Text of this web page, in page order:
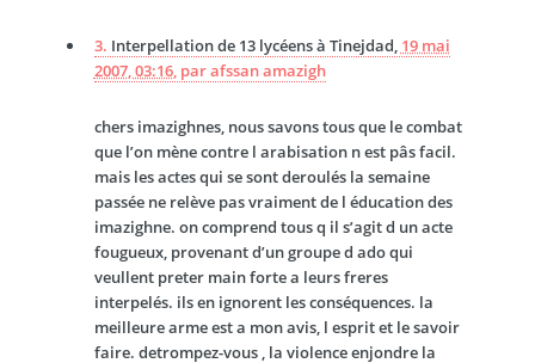
3. Interpellation de 13 lycéens à Tinejdad, 19 mai
2007, 03:16, parafssan amazigh
chers imazighnes, nous savons tous que le combat
que l’on mène contre l arabisation n est pâs facil.
mais les actes qui se sont deroulés la semaine
passée ne relève pas vraiment de l éducation des
imazighne. on comprend tous q il s’agit d un acte
fougueux, provenant d’un groupe d ado qui
veullent preter main forte a leurs freres
interpelés. ils en ignorent les conséquences. la
meilleure arme est a mon avis, l esprit et le savoir
faire. detrompez-vous , la violence enjondre la